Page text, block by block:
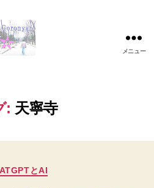
マ
イ
ド
音
メニュー
: 天寧寺
カ とAI